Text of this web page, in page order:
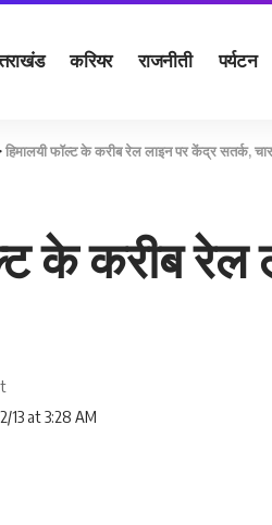
करियर राजनीती पर्यटन
हिमालयी फॉल्ट के करीब रेल लाइन पर केंद्र सतर्क,
के करीब रेल
13 at 3:28 AM